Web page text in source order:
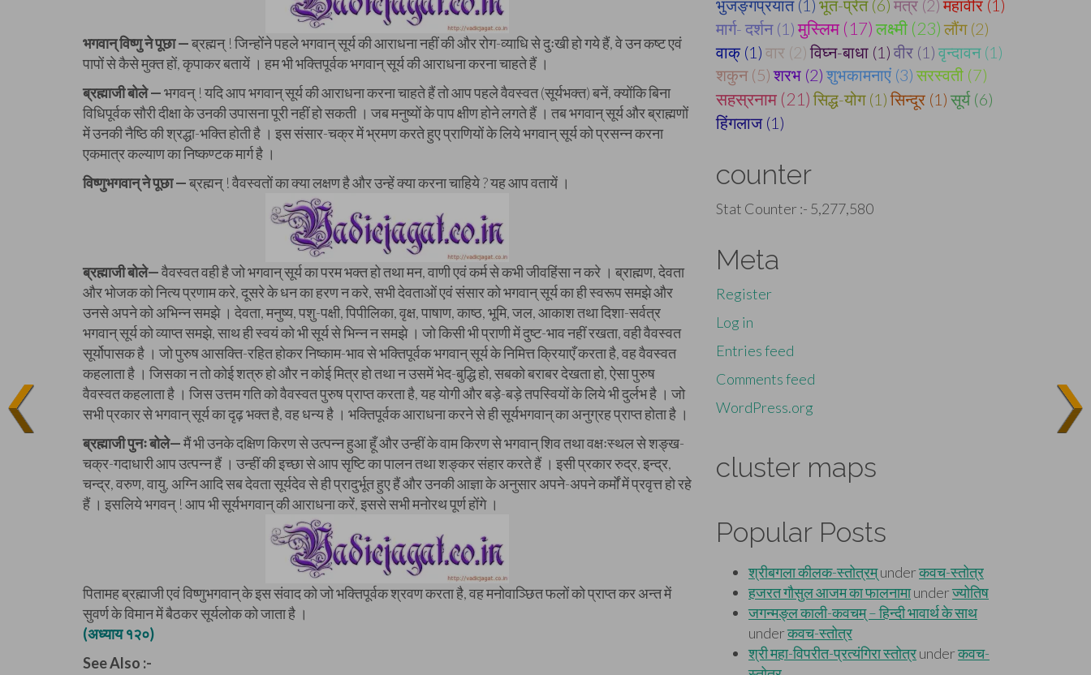
भगवान् विष्णु ने पूछा —ब्रह्मन् ! जिन्होंने पहले भगवान् सूर्य की आराधना नहीं की और रोग-व्याधि से दुःखी हो गये हैं, वे उन कष्ट एवं
पापों से कैसे मुक्त हों, कृपाकर बतायें । हम भी भक्तिपूर्वक भगवान् सूर्य की आराधना करना चाहते हैं ।
ब्रह्माजी बोले —भगवन् ! यदि आप भगवान् सूर्य की आराधना करना चाहते हैं तो आप पहले वैवस्वत (सूर्यभक्त) बनें, क्योंकि बिना
विधिपूर्वक सौरी दीक्षा के उनकी उपासना पूरी नहीं हो सकती । जब मनुष्यों के पाप क्षीण होने लगते हैं । तब भगवान् सूर्य और ब्राह्मणों
में उनकी नैष्ठि की श्रद्धा-भक्ति होती है । इस संसार-चक्र में भ्रमण करते हुए प्राणियों के लिये भगवान् सूर्य को प्रसन्न करना
एकमात्र कल्याण का निष्कण्टक मार्ग है ।
विष्णुभगवान् ने पूछा —ब्रह्मन् ! वैवस्वतों का क्या लक्षण है और उन्हें क्या करना चाहिये ? यह आप वतायें ।
ब्रह्माजी बोले—वैवस्वत वही है जो भगवान् सूर्य का परम भक्त हो तथा मन, वाणी एवं कर्म से कभी जीवहिंसा न करे । ब्राह्मण, देवता
और भोजक को नित्य प्रणाम करे, दूसरे के धन का हरण न करे, सभी देवताओं एवं संसार को भगवान् सूर्य का ही स्वरूप समझे और
उनसे अपने को अभिन्न समझे । देवता, मनुष्य, पशु-पक्षी, पिपीलिका, वृक्ष, पाषाण, काष्ठ, भूमि, जल, आकाश तथा दिशा-सर्वत्र
भगवान् सूर्य को व्याप्त समझे, साथ ही स्वयं को भी सूर्य से भिन्न न समझे । जो किसी भी प्राणी में दुष्ट-भाव नहीं रखता, वही वैवस्वत
सूर्योपासक है । जो पुरुष आसक्ति-रहित होकर निष्काम-भाव से भक्तिपूर्वक भगवान् सूर्य के निमित्त क्रियाएँ करता है, वह वैवस्वत
कहलाता है । जिसका न तो कोई शत्रु हो और न कोई मित्र हो तथा न उसमें भेद-बुद्धि हो, सबको बराबर देखता हो, ऐसा पुरुष
वैवस्वत कहलाता है । जिस उत्तम गति को वैवस्वत पुरुष प्राप्त करता है, यह योगी और बड़े-बड़े तपस्वियों के लिये भी दुर्लभ है । जो
सभी प्रकार से भगवान् सूर्य का दृढ़ भक्त है, वह धन्य है । भक्तिपूर्वक आराधना करने से ही सूर्यभगवान् का अनुग्रह प्राप्त होता है ।
ब्रह्माजी पुनः बोले—मैं भी उनके दक्षिण किरण से उत्पन्न हुआ हूँ और उन्हीं के वाम किरण से भगवान् शिव तथा वक्षःस्थल से शङ्ख-
चक्र-गदाधारी आप उत्पन्न हैं । उन्हीं की इच्छा से आप सृष्टि का पालन तथा शङ्कर संहार करते हैं । इसी प्रकार रुद्र, इन्द्र,
चन्द्र, वरुण, वायु, अग्नि आदि सब देवता सूर्यदेव से ही प्रादुर्भूत हुए हैं और उनकी आज्ञा के अनुसार अपने-अपने कर्मों में प्रवृत्त हो रहे
हैं । इसलिये भगवन् ! आप भी सूर्यभगवान् की आराधना करें, इससे सभी मनोरथ पूर्ण होंगे ।
पितामह ब्रह्माजी एवं विष्णुभगवान् के इस संवाद को जो भक्तिपूर्वक श्रवण करता है, वह मनोवाञ्छित फलों को प्राप्त कर अन्त में
सुवर्ण के विमान में बैठकर सूर्यलोक को जाता है ।
(अध्याय १२०)
See Also :-
भुजङ्गप्रयात (1) भूत-प्रेत (6) मंत्र (2) महावीर (1)
मार्ग- दर्शन (1) मुस्लिम (17) लक्ष्मी (23) लौंग (2)
वाक् (1) वार (2) विघ्न-बाधा (1) वीर (1) वृन्दावन (1)
शकुन (5) शरभ (2) शुभकामनाएं (3) सरस्वती (7)
सहस्रनाम (21) सिद्ध-योग (1) सिन्दूर (1) सूर्य (6)
हिंगलाज (1)
counter
Stat Counter :- 5,277,580
Meta
Register
Log in
Entries feed
Comments feed
WordPress.org
cluster maps
Popular Posts